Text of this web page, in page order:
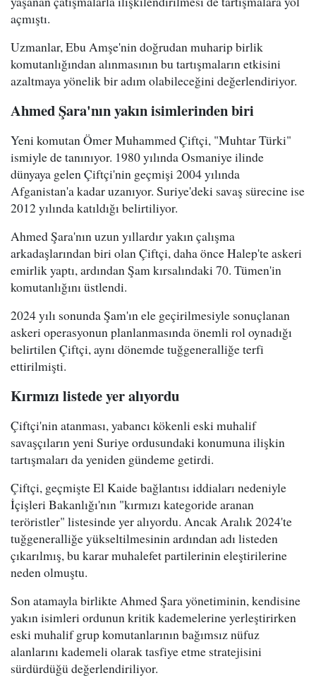
açmıştı.
Uzmanlar, Ebu Amşe'nin doğrudan muharip birlik
komutanlığından alınmasının bu tartışmaların etkisini
azaltmaya yönelik bir adım olabileceğini değerlendiriyor.
Ahmed Şara'nın yakın isimlerinden biri
Yeni komutan Ömer Muhammed Çiftçi, "Muhtar Türki"
ismiyle de tanınıyor. 1980 yılında Osmaniye ilinde
dünyaya gelen Çiftçi'nin geçmişi 2004 yılında
Afganistan'a kadar uzanıyor. Suriye'deki savaş sürecine ise
2012 yılında katıldığı belirtiliyor.
Ahmed Şara'nın uzun yıllardır yakın çalışma
arkadaşlarından biri olan Çiftçi, daha önce Halep'te askeri
emirlik yaptı, ardından Şam kırsalındaki 70. Tümen'in
komutanlığını üstlendi.
2024 yılı sonunda Şam'ın ele geçirilmesiyle sonuçlanan
askeri operasyonun planlanmasında önemli rol oynadığı
belirtilen Çiftçi, aynı dönemde tuğgeneralliğe terfi
ettirilmişti.
Kırmızı listede yer alıyordu
Çiftçi'nin atanması, yabancı kökenli eski muhalif
savaşçıların yeni Suriye ordusundaki konumuna ilişkin
tartışmaları da yeniden gündeme getirdi.
Çiftçi, geçmişte El Kaide bağlantısı iddiaları nedeniyle
İçişleri Bakanlığı'nın "kırmızı kategoride aranan
teröristler" listesinde yer alıyordu. Ancak Aralık 2024'te
tuğgeneralliğe yükseltilmesinin ardından adı listeden
çıkarılmış, bu karar muhalefet partilerinin eleştirilerine
neden olmuştu.
Son atamayla birlikte Ahmed Şara yönetiminin, kendisine
yakın isimleri ordunun kritik kademelerine yerleştirirken
eski muhalif grup komutanlarının bağımsız nüfuz
alanlarını kademeli olarak tasfiye etme stratejisini
sürdürdüğü değerlendiriliyor.